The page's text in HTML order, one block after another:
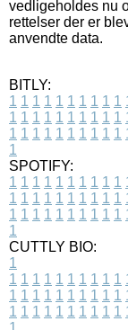
vedligeholdes nu
rettelser der er
anvendte data.
BITLY:
1 1 1 1 1 1 1 1 1 1
1 1 1 1 1 1 1 1 1 1
1 1 1 1 1 1 1 1 1 1
1
SPOTIFY:
1 1 1 1 1 1 1 1 1 1
1 1 1 1 1 1 1 1 1 1
1 1 1 1 1 1 1 1 1 1
1
CUTTLY BIO:
1
1 1 1 1 1 1 1 1 1 1
1 1 1 1 1 1 1 1 1 1
1 1 1 1 1 1 1 1 1 1